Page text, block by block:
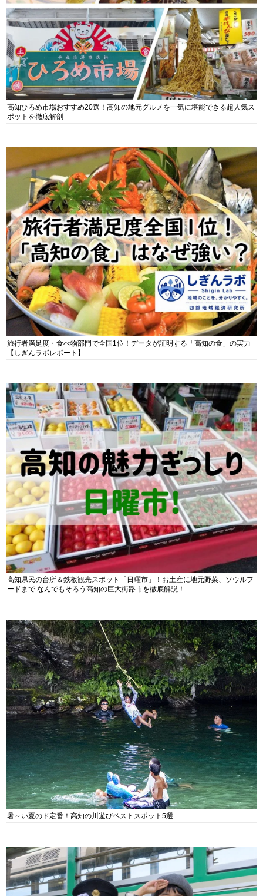
高知ひろめ市場おすすめ20選！高知の地元グルメを一気に堪能できる超人気ス
ポットを徹底解剖
旅行者満足度・食べ物部門で全国1位！データが証明する「高知の食」の実力
【しぎんラボレポート】
高知県民の台所＆鉄板観光スポット「日曜市」！お土産に地元野菜、ソウルフ
ードまで なんでもそろう高知の巨大街路市を徹底解説！
暑～い夏のド定番！高知の川遊びベストスポット5選